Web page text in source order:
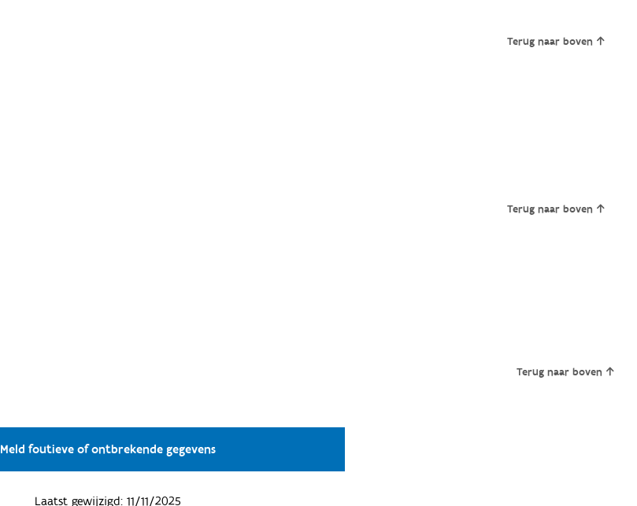
Terug naar boven
Terug naar boven
Terug naar boven
Meld foutieve of ontbrekende gegevens
Laatst gewijzigd: 11/11/2025